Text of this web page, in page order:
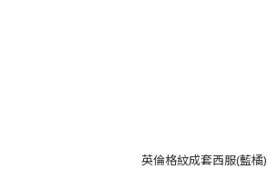
英倫格紋成套西服(藍橘)